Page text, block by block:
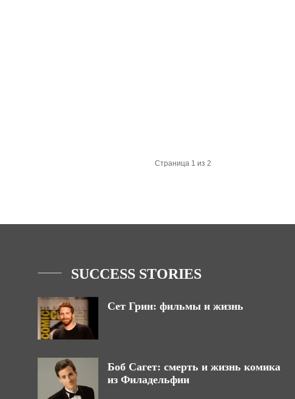
Страница 1 из 2
SUCCESS STORIES
Сет Грин: фильмы и жизнь
Боб Сагет: смерть и жизнь комика
из Филадельфии